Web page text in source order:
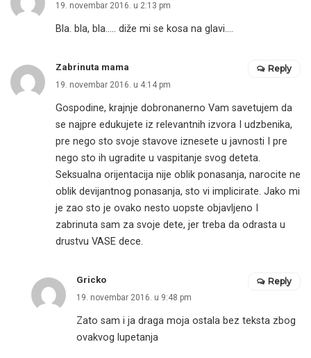
19. novembar 2016. u 2:13 pm
Bla. bla, bla….. diže mi se kosa na glavi….
Zabrinuta mama
19. novembar 2016. u 4:14 pm
Gospodine, krajnje dobronanerno Vam savetujem da
se najpre edukujete iz relevantnih izvora I udzbenika,
pre nego sto svoje stavove iznesete u javnosti I pre
nego sto ih ugradite u vaspitanje svog deteta.
Seksualna orijentacija nije oblik ponasanja, narocite ne
oblik devijantnog ponasanja, sto vi implicirate. Jako mi
je zao sto je ovako nesto uopste objavljeno I
zabrinuta sam za svoje dete, jer treba da odrasta u
drustvu VASE dece.
Reply
Gricko
19. novembar 2016. u 9:48 pm
Zato sam i ja draga moja ostala bez teksta zbog
ovakvog lupetanja
Reply